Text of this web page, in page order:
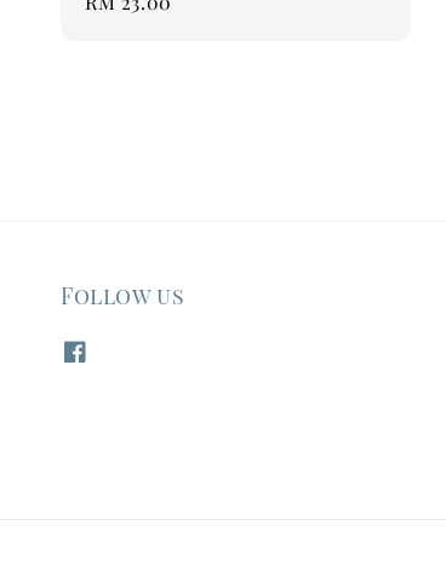
Follow us